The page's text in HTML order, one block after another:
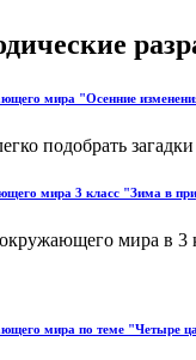
мира "Осенние
подобрать
мира 3 класс "Зима в
окружающего мира в
мира по теме "Четыре